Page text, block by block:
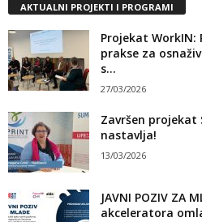
AKTUALNI PROJEKTI I PROGRAMI
Projekat WorkIN:
prakse za
s...
27/03/2026
Završen projekat
nastavlja!
13/03/2026
JAVNI POZIV ZA
akceleratora